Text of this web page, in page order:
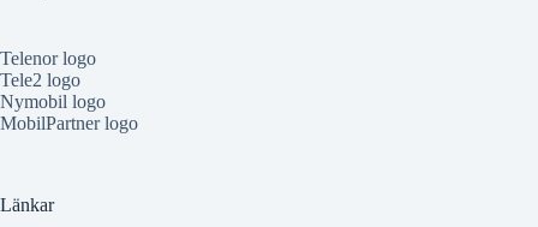
Telenor logo
Tele2 logo
Nymobil logo
MobilPartner logo
Länkar